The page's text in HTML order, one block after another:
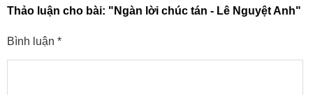
Thảo luận cho bài: "Ngàn lời chúc tán - Lê Nguyệt Anh"
Bình luận *